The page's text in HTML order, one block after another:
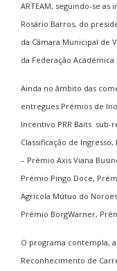
ARTEAM, seguindo-se
Rosário Barros, do
da Câmara Municipal de
da Federação
Ainda no âmbito das
entregues Prémios de
Incentivo PRR Baits
Classificação de
– Prémio Axis Viana
Prémio Pingo Doce,
Agrícola Mútuo do
Prémio BorgWarner,
O programa contempla,
Reconhecimento de